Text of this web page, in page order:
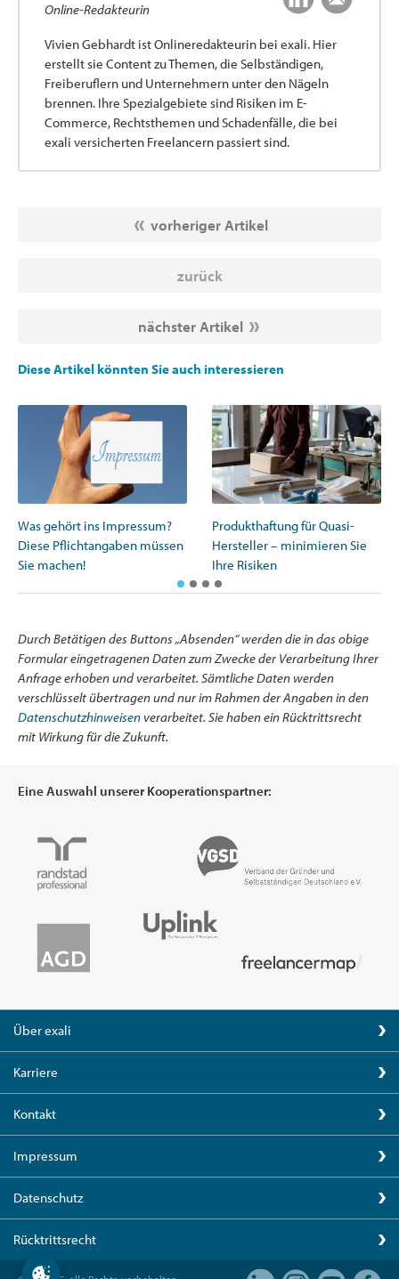
Online-Redakteurin
Vivien Gebhardt ist Onlineredakteurin bei exali. Hier
erstellt sie Content zu Themen, die Selbständigen,
Freiberuflern und Unternehmern unter den Nägeln
brennen. Ihre Spezialgebiete sind Risiken im E-
Commerce, Rechtsthemen und Schadenfälle, die bei
exali versicherten Freelancern passiert sind.
vorheriger Artikel
zurück
nächster Artikel
Diese Artikel könnten Sie auch interessieren
Was gehört ins Impressum?
Diese Pflichtangaben müssen
Sie machen!
Produkthaftung für Quasi-
Hersteller – minimieren Sie
Ihre Risiken
Durch Betätigen des Buttons „Absenden“ werden die in das obige
Formular eingetragenen Daten zum Zwecke der Verarbeitung Ihrer
Anfrage erhoben und verarbeitet. Sämtliche Daten werden
verschlüsselt übertragen und nur im Rahmen der Angaben in den
Datenschutzhinweisenverarbeitet. Sie haben ein Rücktrittsrecht
mit Wirkung für die Zukunft.
Eine Auswahl unserer Kooperationspartner:
Über exali
Karriere
Kontakt
Impressum
Datenschutz
Rücktrittsrecht